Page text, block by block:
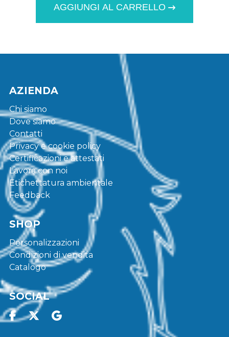
AGGIUNGI AL CARRELLO
AZIENDA
Chi siamo
Dove siamo
Contatti
Privacy e cookie policy
Certificazioni e attestati
Lavora con noi
Etichettatura ambientale
Feedback
SHOP
Personalizzazioni
Condizioni di vendita
Catalogo
SOCIAL